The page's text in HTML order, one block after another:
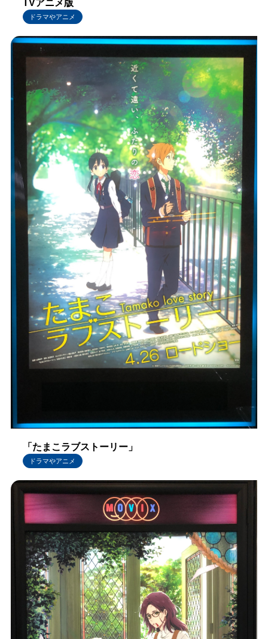
TVアニメ版
ドラマやアニメ
「たまこラブストーリー」
ドラマやアニメ